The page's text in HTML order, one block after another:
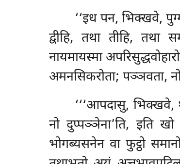
‘‘इध पन, भिक्खवे,
द्वीहि, तथा तीहि, तथा
नायमायस्मा
अमनसिकरोता; पञ्ञवता,
‘‘‘आपदासु, भिक्खवे,
नो दुप्पञ्ञेना’ति, इति
भोगब्यसनेन वा फुट्ठो